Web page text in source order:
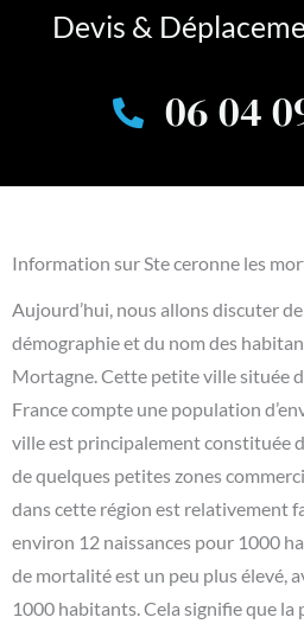
Devis &
06 04
Information sur Ste ceronne les
Aujourd’hui, nous allons discuter
démographie et du nom des
Mortagne. Cette petite ville située
France compte une population
ville est principalement constituée
de quelques petites zones
dans cette région est relativement
environ 12 naissances pour 1000
de mortalité est un peu plus élevé,
1000 habitants. Cela signifie que